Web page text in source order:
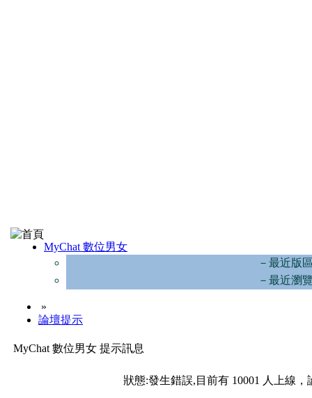
MyChat 數位男女
－最近版
－最近瀏
»
論壇提示
MyChat 數位男女 提示訊息
狀態:發生錯誤,目前有 10001 人上線